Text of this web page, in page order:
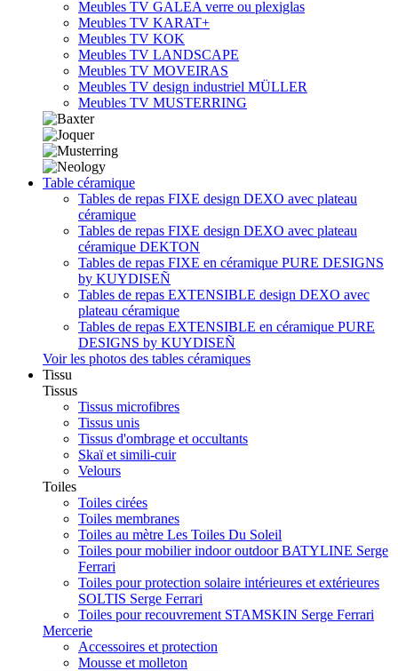
Meubles TV GALEA verre ou plexiglas
Meubles TV KARAT+
Meubles TV KOK
Meubles TV LANDSCAPE
Meubles TV MOVEIRAS
Meubles TV design industriel MÜLLER
Meubles TV MUSTERRING
Table céramique
Tables de repas FIXE design DEXO avec plateau
céramique
Tables de repas FIXE design DEXO avec plateau
céramique DEKTON
Tables de repas FIXE en céramique PURE DESIGNS
by KUYDISEÑ
Tables de repas EXTENSIBLE design DEXO avec
plateau céramique
Tables de repas EXTENSIBLE en céramique PURE
DESIGNS by KUYDISEÑ
Voir les photos des tables céramiques
Tissu
Tissus
Tissus microfibres
Tissus unis
Tissus d'ombrage et occultants
Skaï et simili-cuir
Velours
Toiles
Toiles cirées
Toiles membranes
Toiles au mètre Les Toiles Du Soleil
Toiles pour mobilier indoor outdoor BATYLINE Serge
Ferrari
Toiles pour protection solaire intérieures et extérieures
SOLTIS Serge Ferrari
Toiles pour recouvrement STAMSKIN Serge Ferrari
Mercerie
Accessoires et protection
Mousse et molleton